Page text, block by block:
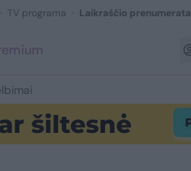
TV programa Laikraščio prenumerata